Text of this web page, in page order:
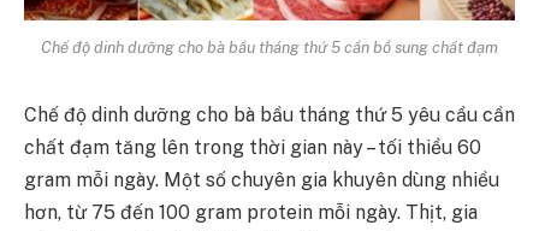
Chế độ dinh dưỡng cho bà bầu tháng thứ 5 cần bổ sung chất đạm
Chế độ dinh dưỡng cho bà bầu tháng thứ 5 yêu cầu cần
chất đạm tăng lên trong thời gian này – tối thiểu 60
gram mỗi ngày. Một số chuyên gia khuyên dùng nhiều
hơn, từ 75 đến 100 gram protein mỗi ngày. Thịt, gia